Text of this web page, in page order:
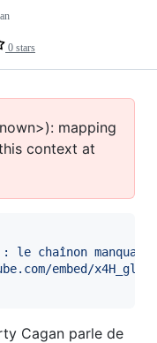
0 stars
mapping
context at
chaînon manquant
embed/
Cagan parle de